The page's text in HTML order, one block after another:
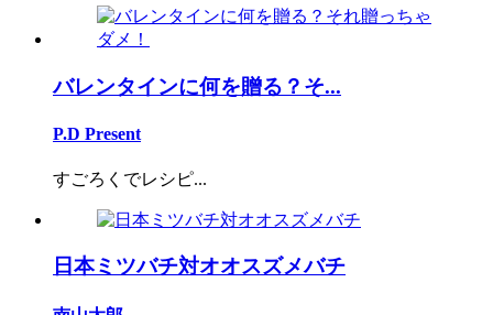
バレンタインに何を贈る？そ...
P.D Present
すごろくでレシピ...
日本ミツバチ対オオスズメバチ